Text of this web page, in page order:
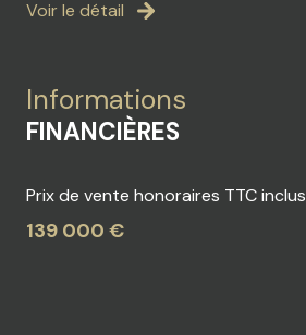
Voir le détail
Informations
FINANCIÈRES
Prix de vente honoraires TTC inclus
139 000 €